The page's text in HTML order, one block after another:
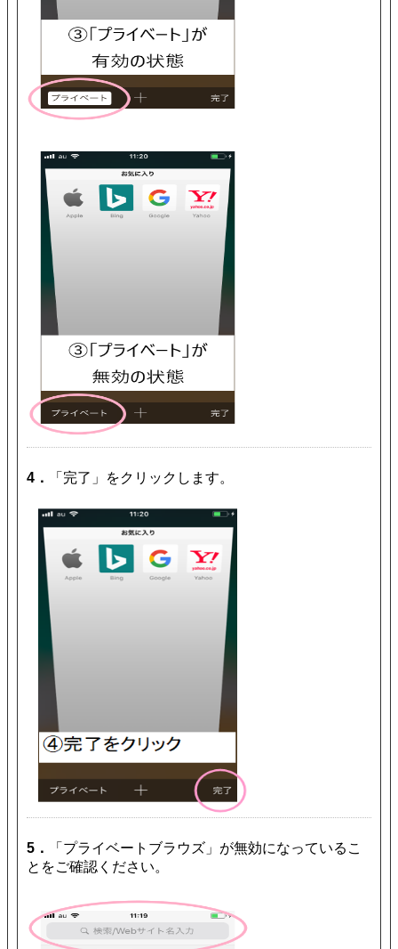
4． 「完了」をクリックします。
5．
「プライベートブラウズ」が無効になっているこ
とをご確認ください。